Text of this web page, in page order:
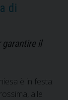
di
garantire il
è in festa:
alle